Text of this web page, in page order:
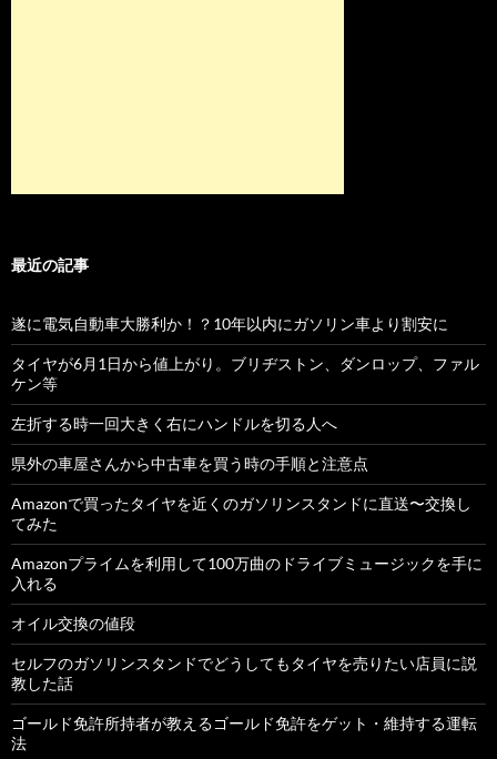
最近の記事
遂に電気自動車大勝利か！？10年以内にガソリン車より割安に
タイヤが6月1日から値上がり。ブリヂストン、ダンロップ、ファル
ケン等
左折する時一回大きく右にハンドルを切る人へ
県外の車屋さんから中古車を買う時の手順と注意点
Amazonで買ったタイヤを近くのガソリンスタンドに直送〜交換し
てみた
Amazonプライムを利用して100万曲のドライブミュージックを手に
入れる
オイル交換の値段
セルフのガソリンスタンドでどうしてもタイヤを売りたい店員に説
教した話
ゴールド免許所持者が教えるゴールド免許をゲット・維持する運転
法